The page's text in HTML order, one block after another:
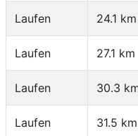
Laufen 24.1 km
Laufen 27.1 km
Laufen 30.3
Laufen 31.5 km